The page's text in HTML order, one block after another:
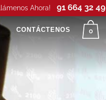
Llámenos Ahora! 91 664 32 49
0
CONTÁCTENOS